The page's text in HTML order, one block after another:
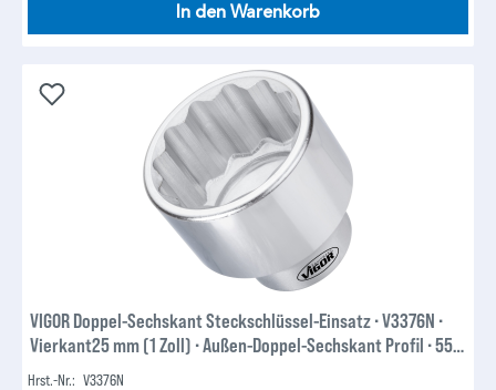
In den Warenkorb
VIGOR Doppel-Sechskant Steckschlüssel-Einsatz ∙ V3376N ∙
Vierkant25 mm (1 Zoll) ∙ Außen-Doppel-Sechskant Profil ∙ 55
mm
Hrst.-Nr.: V3376N